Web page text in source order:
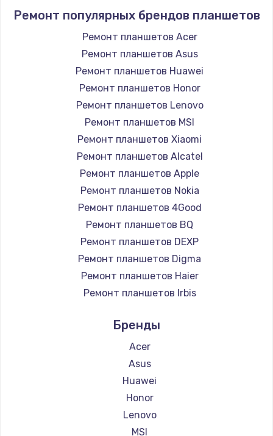
Заказать
Ремонт подсветки
1150 руб.
Заказать
Настройка ОС
1320 руб.
Чистка от пыли
Заказать
Заказать
Установка драйверов
875 руб.
Заказать
1490 руб.
Заказать
Ремонт популярных брендов планшетов
Ремонт планшетов Acer
Ремонт планшетов Asus
Ремонт планшетов Huawei
Ремонт планшетов Honor
Ремонт планшетов Lenovo
Ремонт планшетов MSI
Ремонт планшетов Xiaomi
Ремонт планшетов Alcatel
Ремонт планшетов Apple
Ремонт планшетов Nokia
Ремонт планшетов 4Good
Ремонт планшетов BQ
Ремонт планшетов DEXP
Ремонт планшетов Digma
Ремонт планшетов Haier
Ремонт планшетов Irbis
Ремонт планшетов Microsoft
Ремонт планшетов BlackView
Ремонт планшетов Amazon
Ремонт планшетов Aquarius
Ремонт планшетов Philips
Ремонт планшетов Dell
Ремонт планшетов HP
Бренды
Acer
Asus
Huawei
Honor
Lenovo
MSI